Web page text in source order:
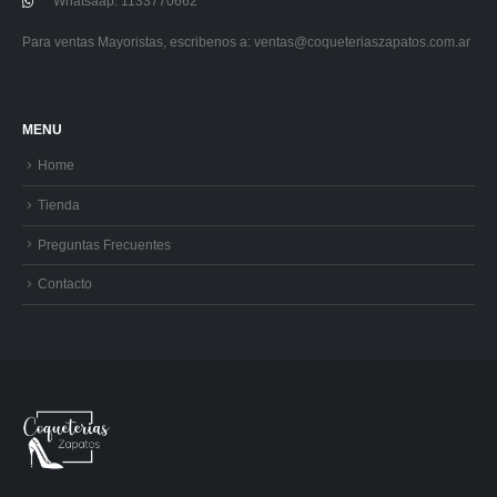
Para ventas Mayoristas, escribenos a: ventas@coqueteriaszapatos.com.ar
MENU
Home
Tienda
Preguntas Frecuentes
Contacto